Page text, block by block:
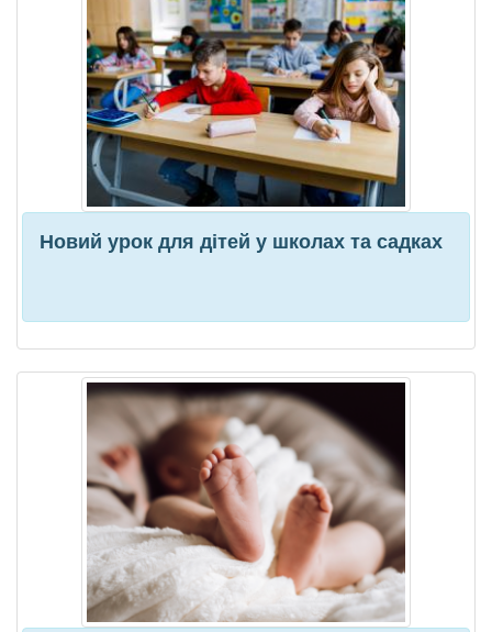
Новий урок для дітей у школах та садках